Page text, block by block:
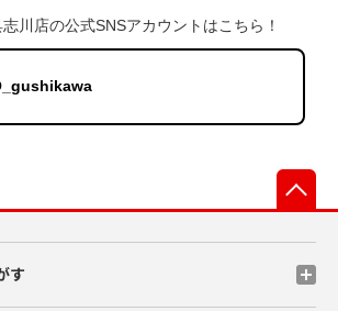
川店の公式SNSアカウントはこちら！
す